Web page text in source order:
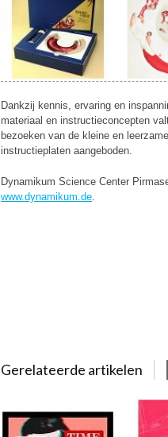
Dankzij kennis, ervaring en
materiaal en instructieconcepten
bezoeken van de kleine en
instructieplaten aangeboden.
Dynamikum Science Center
www.dynamikum.de.
Gerelateerde artikelen